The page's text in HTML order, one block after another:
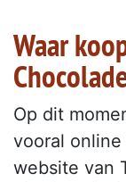
Waar
Op dit
vooral
website van